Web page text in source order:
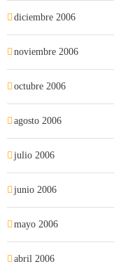
diciembre 2006
noviembre 2006
octubre 2006
agosto 2006
julio 2006
junio 2006
mayo 2006
abril 2006